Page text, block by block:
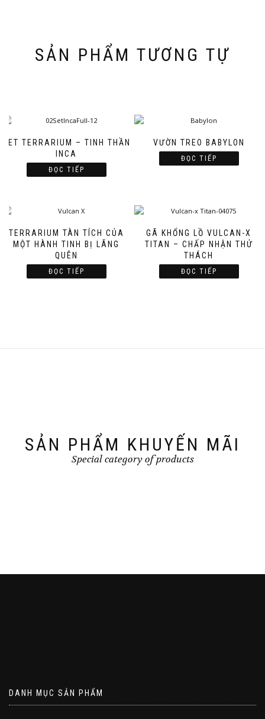
SẢN PHẨM TƯƠNG TỰ
SET TERRARIUM – TINH THẦN
INCA
ĐỌC TIẾP
VƯỜN TREO BABYLON
ĐỌC TIẾP
TERRARIUM TÀN TÍCH CỦA
MỘT HÀNH TINH BỊ LÃNG
QUÊN
ĐỌC TIẾP
GÃ KHỔNG LỒ VULCAN-X
TITAN – CHẤP NHẬN THỬ
THÁCH
ĐỌC TIẾP
SẢN PHẨM KHUYẾN MÃI
Special category of products
DANH MỤC SẢN PHẨM